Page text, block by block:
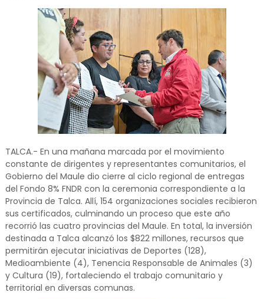
TALCA.- En una mañana marcada por el movimiento
constante de dirigentes y representantes comunitarios, el
Gobierno del Maule dio cierre al ciclo regional de entregas
del Fondo 8% FNDR con la ceremonia correspondiente a la
Provincia de Talca. Allí, 154 organizaciones sociales recibieron
sus certificados, culminando un proceso que este año
recorrió las cuatro provincias del Maule. En total, la inversión
destinada a Talca alcanzó los $822 millones, recursos que
permitirán ejecutar iniciativas de Deportes (128),
Medioambiente (4), Tenencia Responsable de Animales (3)
y Cultura (19), fortaleciendo el trabajo comunitario y
territorial en diversas comunas.